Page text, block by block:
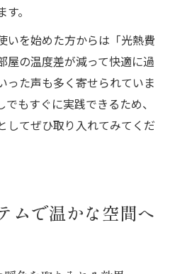
。
いを始めた方からは「光熱費
屋の温度差が減って快適に過
った声も多く寄せられていま
もすぐに実践できるため、
してぜひ取り入れてみてくだ
ムで温かな空間へ